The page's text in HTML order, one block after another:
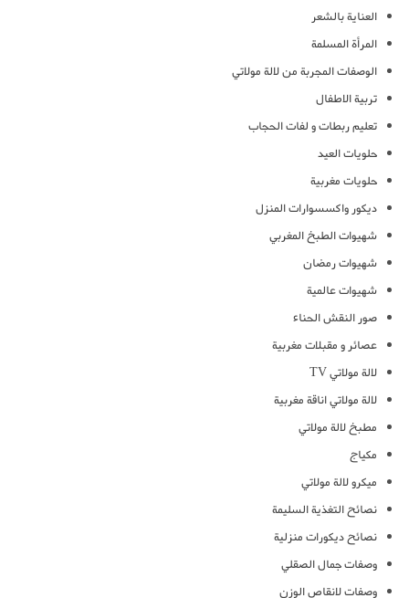
العناية بالشعر
المرأة المسلمة
الوصفات المجربة من لالة مولاتي
تربية الاطفال
تعليم ربطات و لفات الحجاب
حلويات العيد
حلويات مغربية
ديكور واكسسوارات المنزل
شهيوات الطبخ المغربي
شهيوات رمضان
شهيوات عالمية
صور النقش الحناء
عصائر و مقبلات مغربية
لالة مولاتي TV
لالة مولاتي اناقة مغربية
مطبخ لالة مولاتي
مكياج
ميكرو لالة مولاتي
نصائح التغذية السليمة
نصائح ديكورات منزلية
وصفات جمال الصقلي
وصفات لانقاص الوزن